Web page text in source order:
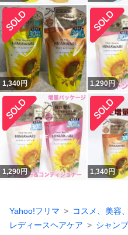
1,340円 1,290円
1,290円 1,340円
Yahoo!フリマ
コスメ、美容
レディースヘアケア
シャン